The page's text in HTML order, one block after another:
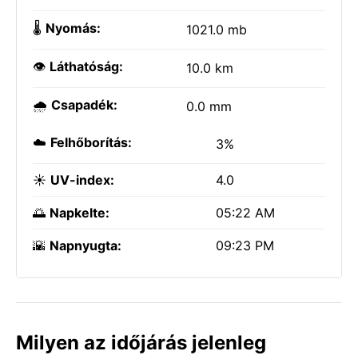
🌡️ Nyomás: 1021.0 mb
👁️ Láthatóság: 10.0 km
🌧️ Csapadék: 0.0 mm
☁️ Felhőborítás: 3%
☀️ UV-index: 4.0
🌅 Napkelte: 05:22 AM
🌇 Napnyugta: 09:23 PM
Milyen az időjárás jelenleg